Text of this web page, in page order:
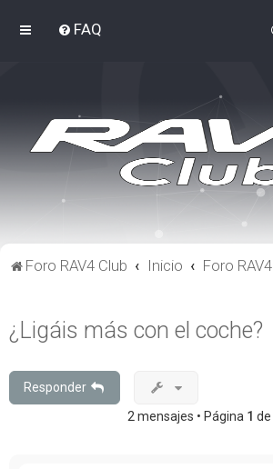
FAQ
Foro RAV4 Club Inicio Foro RAV4
¿Ligáis más con el coche?
Responder
2 mensajes • Página 1 de